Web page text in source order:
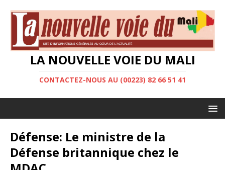
LA NOUVELLE VOIE DU MALI
CONTACTEZ-NOUS AU (00223) 82 66 51 41
Défense: Le ministre de la
Défense britannique chez le